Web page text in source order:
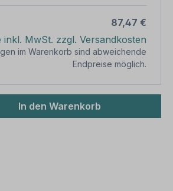
87,47 €
inkl. MwSt. zzgl. Versandkosten
im Warenkorb sind abweichende
Endpreise möglich.
gewünschten Wert
In den Warenkorb